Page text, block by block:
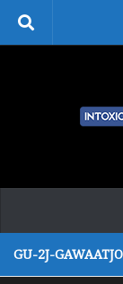
Skip to content
GU-2J-